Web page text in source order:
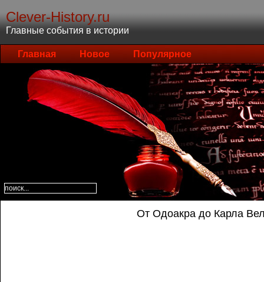
Clever-History.ru
Главные события в истории
Главная Новое Популярное
От Одоакра до Карла